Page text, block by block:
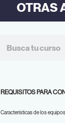
OTRAS
REQUISITOS PARA
Características de los